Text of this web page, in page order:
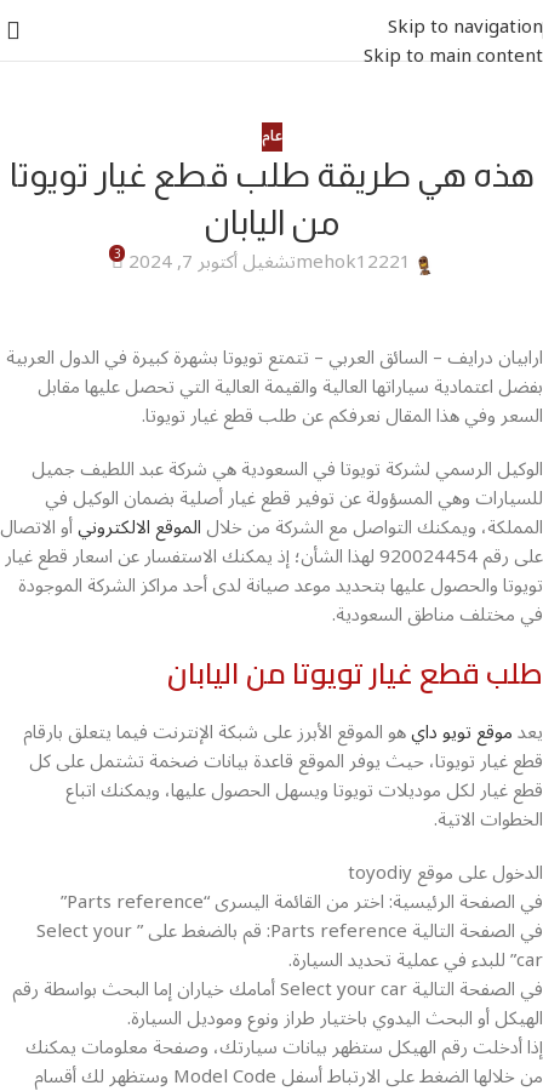
Skip to navigation
Skip to main content
عام
هذه هي طريقة طلب قطع غيار تويوتا
من اليابان
mehok12221تشغيل أكتوبر 7, 2024 3
ارابيان درايف – السائق العربي – تتمتع تويوتا بشهرة كبيرة في الدول العربية
بفضل اعتمادية سياراتها العالية والقيمة العالية التي تحصل عليها مقابل
السعر وفي هذا المقال نعرفكم عن طلب قطع غيار تويوتا.
الوكيل الرسمي لشركة تويوتا في السعودية هي شركة عبد اللطيف جميل
للسيارات وهي المسؤولة عن توفير قطع غيار أصلية بضمان الوكيل في
المملكة، ويمكنك التواصل مع الشركة من خلالالموقع الالكترونيأو الاتصال
على رقم 920024454 لهذا الشأن؛ إذ يمكنك الاستفسار عن اسعار قطع غيار
تويوتا والحصول عليها بتحديد موعد صيانة لدى أحد مراكز الشركة الموجودة
في مختلف مناطق السعودية.
طلب قطع غيار تويوتا من اليابان
يعدموقع تويو دايهو الموقع الأبرز على شبكة الإنترنت فيما يتعلق بارقام
قطع غيار تويوتا، حيث يوفر الموقع قاعدة بيانات ضخمة تشتمل على كل
قطع غيار لكل موديلات تويوتا ويسهل الحصول عليها، ويمكنك اتباع
الخطوات الاتية.
الدخول على موقع toyodiy
في الصفحة الرئيسية: اختر من القائمة اليسرى “Parts reference”
في الصفحة التالية Parts reference: قم بالضغط على ” Select your
car” للبدء في عملية تحديد السيارة.
في الصفحة التالية Select your car أمامك خياران إما البحث بواسطة رقم
الهيكل أو البحث اليدوي باختيار طراز ونوع وموديل السيارة.
إذا أدخلت رقم الهيكل ستظهر بيانات سيارتك، وصفحة معلومات يمكنك
من خلالها الضغط على الارتباط أسفل Model Code وستظهر لك أقسام